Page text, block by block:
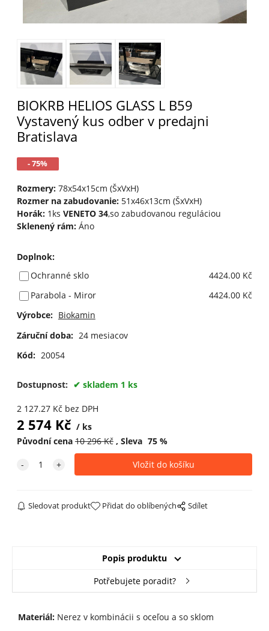
BIOKRB HELIOS GLASS L B59
Vystavený kus odber v predajni
Bratislava
- 75%
Rozmery:78x54x15cm (ŠxVxH)
Rozmer na zabudovanie: 51x46x13cm (ŠxVxH)
Horák: 1ks VENETO 34,so zabudovanou reguláciou
Sklenený rám: Áno
Doplnok:
Ochranné sklo
4424.00 Kč
Parabola - Miror
4424.00 Kč
Výrobce: Biokamin
Záruční doba: 24 mesiacov
Kód: 20054
Dostupnost: skladem 1 ks
2 127.27Kč bez DPH
2 574Kč
ks
Původní cena 10 296Kč Sleva 75%
Sledovat produkt Přidat do oblíbených Sdílet
Popis produktu
Potřebujete poradit?
Materiál: Nerez v kombinácii s oceľou a so sklom